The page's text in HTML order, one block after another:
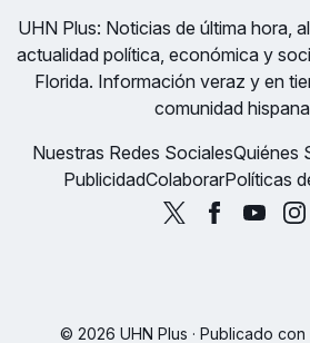
UHN Plus: Noticias de última hora,
actualidad política, económica y
Florida. Información veraz y en
comunidad
Nuestras Redes SocialesQuiénes
PublicidadColaborarPolíticas
© 2026 UHN Plus · Publicado con